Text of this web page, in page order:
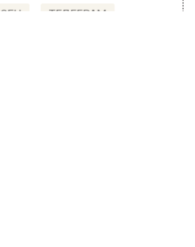
ТЕЛЕГРАМ